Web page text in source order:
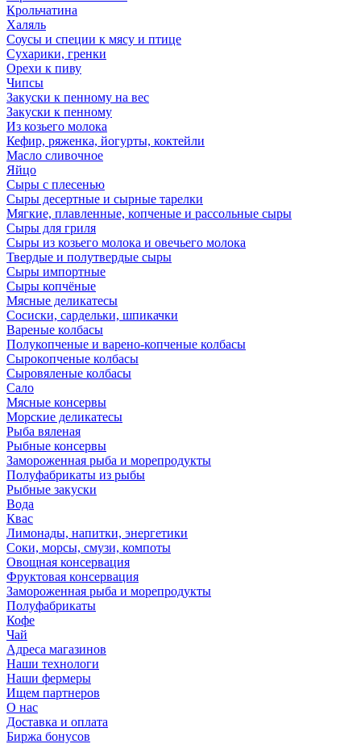
Крольчатина
Халяль
Соусы и специи к мясу и птице
Сухарики, гренки
Орехи к пиву
Чипсы
Закуски к пенному на вес
Закуски к пенному
Из козьего молока
Кефир, ряженка, йогурты, коктейли
Масло сливочное
Яйцо
Сыры с плесенью
Сыры десертные и сырные тарелки
Мягкие, плавленные, копченые и рассольные сыры
Сыры для гриля
Сыры из козьего молока и овечьего молока
Твердые и полутвердые сыры
Сыры импортные
Сыры копчёные
Мясные деликатесы
Сосиски, сардельки, шпикачки
Вареные колбасы
Полукопченые и варено-копченые колбасы
Сырокопченые колбасы
Сыровяленые колбасы
Сало
Мясные консервы
Морские деликатесы
Рыба вяленая
Рыбные консервы
Замороженная рыба и морепродукты
Полуфабрикаты из рыбы
Рыбные закуски
Вода
Квас
Лимонады, напитки, энергетики
Соки, морсы, смузи, компоты
Овощная консервация
Фруктовая консервация
Замороженная рыба и морепродукты
Полуфабрикаты
Кофе
Чай
Адреса магазинов
Наши технологи
Наши фермеры
Ищем партнеров
О нас
Доставка и оплата
Биржа бонусов